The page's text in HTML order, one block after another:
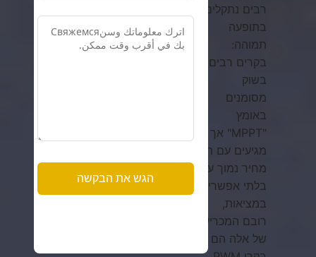
רבים נתקלים
בתופעה
תמוהה:
בקרים רבים
בשוק
מסומנים
באומץ
"MPPT" אך
מגיעים עם תג
מחיר נמוך עד
בלתי אפשרי.
במציאות,
רובם המכריע
של אלה הם